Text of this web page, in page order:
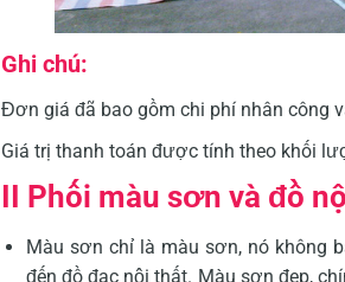
Ghi chú:
Đơn giá đã bao gồm chi phí nhân công
Giá trị thanh toán được tính theo khối
II Phối màu sơn và đồ
Màu sơn chỉ là màu sơn, nó không
đến đồ đạc nội thất. Màu sơn đẹp,